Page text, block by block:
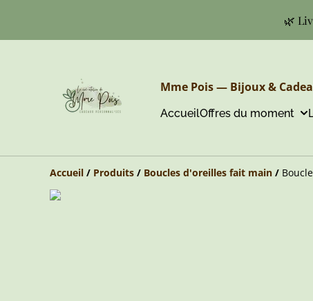
🌿
Mme Pois — Bijoux &
AccueilOffres du moment
Accueil / Produits / Boucles d'oreilles fait main /